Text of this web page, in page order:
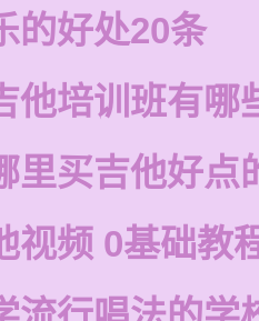
的好处20条
他培训班有哪
里买吉他好点
视频 0基础教